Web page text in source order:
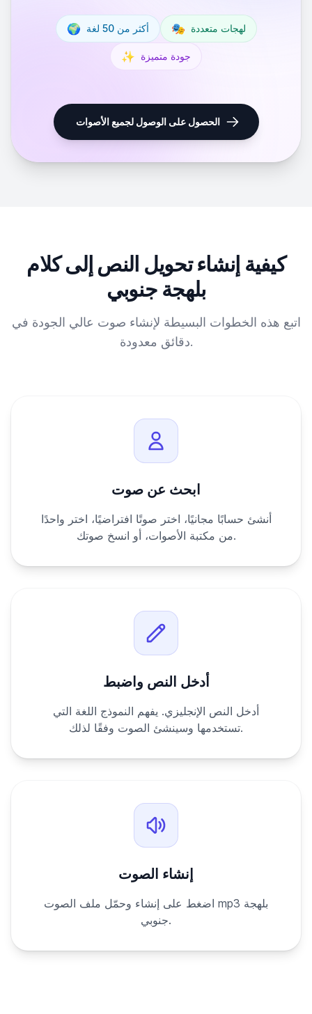
🌍 أكثر من 50 لغة 🎭 لهجات متعددة
✨ جودة متميزة
الحصول على الوصول لجميع الأصوات
كيفية إنشاء تحويل النص إلى كلام
بلهجة جنوبي
اتبع هذه الخطوات البسيطة لإنشاء صوت عالي الجودة في
دقائق معدودة.
ابحث عن صوت
أنشئ حسابًا مجانيًا، اختر صوتًا افتراضيًا، اختر واحدًا
من مكتبة الأصوات، أو انسخ صوتك.
أدخل النص واضبط
أدخل النص الإنجليزي. يفهم النموذج اللغة التي
تستخدمها وسينشئ الصوت وفقًا لذلك.
إنشاء الصوت
اضغط على إنشاء وحمّل ملف الصوت mp3 بلهجة
جنوبي.